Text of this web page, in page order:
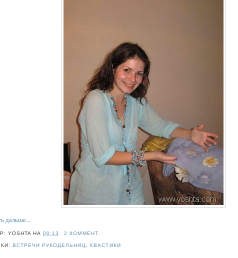
дальше...
YOSHTA НА00:13 2 КОММЕНТ.
ВСТРЕЧИ РУКОДЕЛЬНИЦ ,ХВАСТИКИ